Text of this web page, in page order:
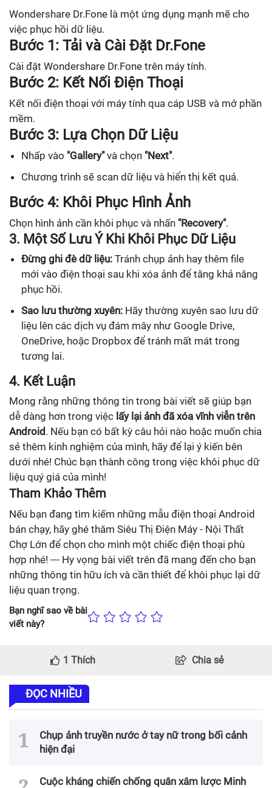
Wondershare Dr.Fone là một ứng dụng mạnh mẽ cho
việc phục hồi dữ liệu.
Bước 1: Tải và Cài Đặt Dr.Fone
Cài đặt Wondershare Dr.Fone trên máy tính.
Bước 2: Kết Nối Điện Thoại
Kết nối điện thoại với máy tính qua cáp USB và mở phần
mềm.
Bước 3: Lựa Chọn Dữ Liệu
Nhấp vào "Gallery"và chọn "Next".
Chương trình sẽ scan dữ liệu và hiển thị kết quả.
Bước 4: Khôi Phục Hình Ảnh
Chọn hình ảnh cần khôi phục và nhấn "Recovery".
3. Một Số Lưu Ý Khi Khôi Phục Dữ Liệu
Đừng ghi đè dữ liệu: Tránh chụp ảnh hay thêm file
mới vào điện thoại sau khi xóa ảnh để tăng khả năng
phục hồi.
Sao lưu thường xuyên: Hãy thường xuyên sao lưu dữ
liệu lên các dịch vụ đám mây như Google Drive,
OneDrive, hoặc Dropbox để tránh mất mát trong
tương lai.
4. Kết Luận
Mong rằng những thông tin trong bài viết sẽ giúp bạn
dễ dàng hơn trong việc lấy lại ảnh đã xóa vĩnh viễn trên
Android. Nếu bạn có bất kỳ câu hỏi nào hoặc muốn chia
sẻ thêm kinh nghiệm của mình, hãy để lại ý kiến bên
dưới nhé! Chúc bạn thành công trong việc khôi phục dữ
liệu quý giá của mình!
Tham Khảo Thêm
Nếu bạn đang tìm kiếm những mẫu điện thoại Android
bán chạy, hãy ghé thăm Siêu Thị Điện Máy - Nội Thất
Chợ Lớn để chọn cho mình một chiếc điện thoại phù
hợp nhé! --- Hy vọng bài viết trên đã mang đến cho bạn
những thông tin hữu ích và cần thiết để khôi phục lại dữ
liệu quan trọng.
Bạn nghĩ sao về bài
viết này?
1 Thích Chia sẻ
ĐỌC NHIỀU
Chụp ảnh truyền nước ở tay nữ trong bối cảnh
hiện đại
Cuộc kháng chiến chống quân xâm lược Minh